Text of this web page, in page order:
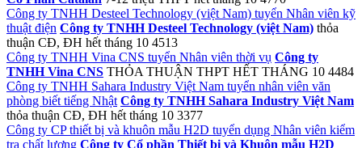
Công ty TNHH Desteel Technology (việt Nam) tuyển Nhân viên kỹ
thuật điện Công ty TNHH Desteel Technology (việt Nam) thỏa
thuận CĐ, ĐH hết tháng 10 4513
Công ty TNHH Vina CNS tuyển Nhân viên thời vụ Công ty
TNHH Vina CNS THỎA THUẬN THPT HẾT THÁNG 10 4484
Công ty TNHH Sahara Industry Việt Nam tuyển nhân viên văn
phòng biết tiếng Nhật Công ty TNHH Sahara Industry Việt Nam
thỏa thuận CĐ, ĐH hết tháng 10 3377
Công ty CP thiết bị và khuôn mẫu H2D tuyển dụng Nhân viên kiểm
tra chất lượng Công ty Cổ phần Thiết bị và Khuôn mẫu H2D